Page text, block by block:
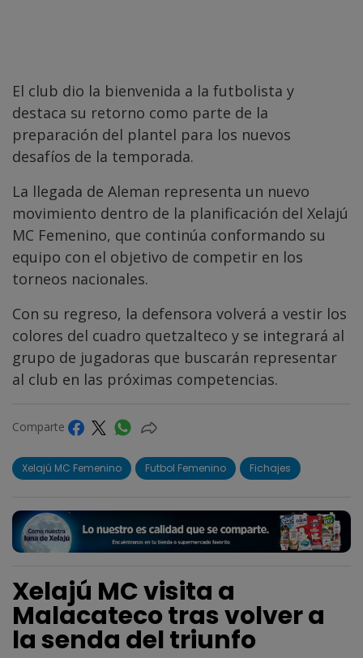
El club dio la bienvenida a la futbolista y
destaca su retorno como parte de la
preparación del plantel para los nuevos
desafíos de la temporada.
La llegada de Aleman representa un nuevo
movimiento dentro de la planificación del Xelajú
MC Femenino, que continúa conformando su
equipo con el objetivo de competir en los
torneos nacionales.
Con su regreso, la defensora volverá a vestir los
colores del cuadro quetzalteco y se integrará al
grupo de jugadoras que buscarán representar
al club en las próximas competencias.
Comparte
Xelajú MC Femenino Futbol Femenino Fichajes
Xelajú MC visita a
Malacateco tras volver a
la senda del triunfo